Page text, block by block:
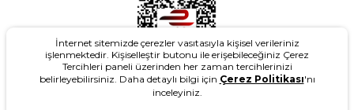
- Slazenger.com.tr - Tüm Hakları Saklıdır.
İnternet sitemizde çerezler vasıtasıyla kişisel verileriniz
işlenmektedir. Kişiselleştir butonu ile erişebileceğiniz Çerez
Tercihleri paneli üzerinden her zaman tercihlerinizi
belirleyebilirsiniz. Daha detaylı bilgi için Çerez Politikası'nı
inceleyiniz.